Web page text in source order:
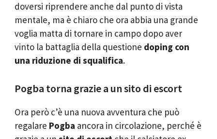
doversi riprendere anche dal punto di vista
mentale, ma è chiaro che ora abbia una grande
voglia matta di tornare in campo dopo aver
vinto la battaglia della questione doping con
una riduzione di squalifica.
Pogba torna grazie a un sito di escort
Ora però c’è una nuova avventura che può
regalare Pogba ancora in circolazione, perché è